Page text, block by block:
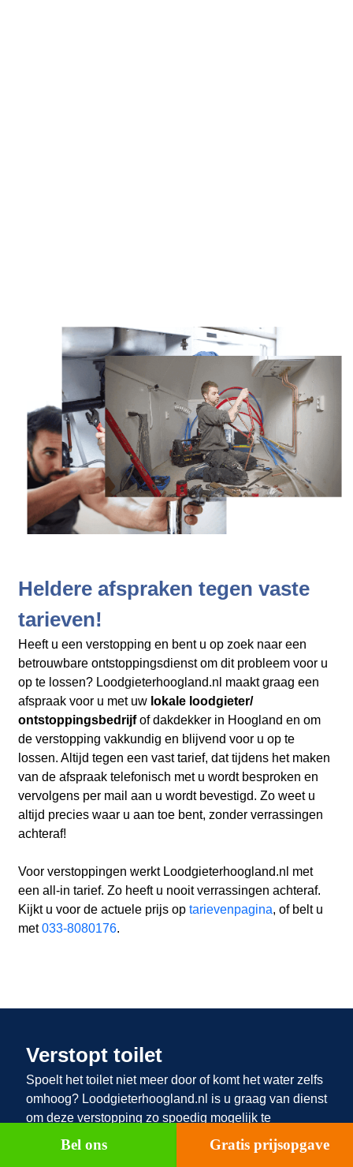
Heldere afspraken tegen vaste
tarieven!
Heeft u een verstopping en bent u op zoek naar een
betrouwbare ontstoppingsdienst om dit probleem voor u
op te lossen? Loodgieterhoogland.nl maakt graag een
afspraak voor u met uw lokale loodgieter/
ontstoppingsbedrijfof dakdekker in Hoogland en om
de verstopping vakkundig en blijvend voor u op te
lossen. Altijd tegen een vast tarief, dat tijdens het maken
van de afspraak telefonisch met u wordt besproken en
vervolgens per mail aan u wordt bevestigd. Zo weet u
altijd precies waar u aan toe bent, zonder verrassingen
achteraf!
Voor verstoppingen werkt Loodgieterhoogland.nl met
een all-in tarief. Zo heeft u nooit verrassingen achteraf.
Kijkt u voor de actuele prijs op tarievenpagina, of belt u
met033-8080176.
Verstopt toilet
Spoelt het toilet niet meer door of komt het water zelfs
omhoog? Loodgieterhoogland.nl is u graag van dienst
om deze verstopping zo spoedig mogelijk te
verhelpen. Een verstopt toilet kan een ware
nachtmerrie zijn. Buiten dat het toilet niet meer
Bel ons Gratis prijsopgave